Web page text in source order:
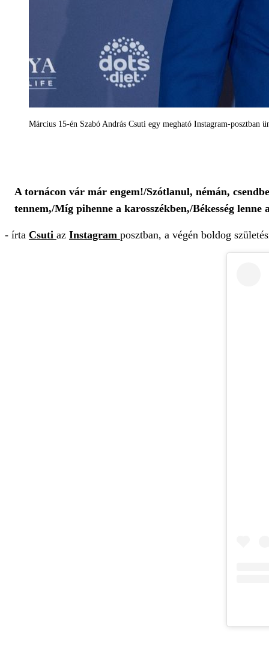
Március 15-én Szabó András Csuti egy megható Instagram-posztban
A tornácon vár már engem!/Szótlanul, némán,
tennem,/Míg pihenne a karosszékben,/Békesség
- írta Csuti az Instagram posztban, a végén boldog